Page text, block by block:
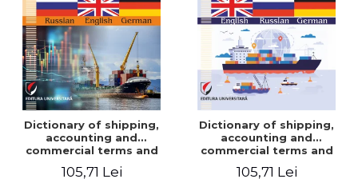
Dictionary of shipping,
accounting and
commercial terms and
English-German
105,71 Lei
Dictionary of shipping,
accounting and
commercial terms and
Russian – German
105,71 Lei